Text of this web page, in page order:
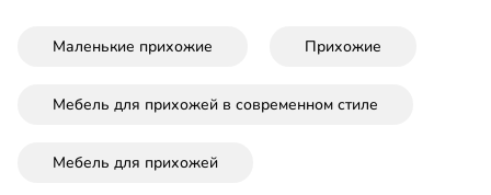
Маленькие прихожие Прихожие
Мебель для прихожей в современном стиле
Мебель для прихожей